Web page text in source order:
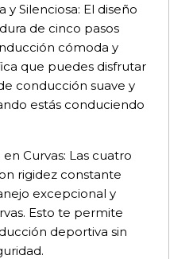
Silenciosa: El diseño
de cinco pasos
cómoda y
que puedes disfrutar
conducción suave y
estás conduciendo
Curvas: Las cuatro
rigidez constante
excepcional y
Esto te permite
deportiva sin